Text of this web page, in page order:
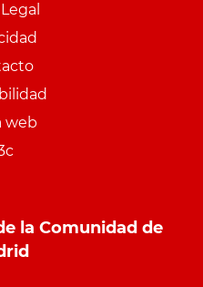
web
la Comunidad de